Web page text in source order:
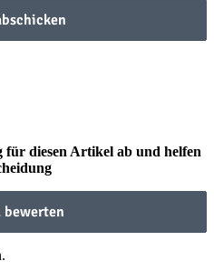
für diesen Artikel ab und helfen